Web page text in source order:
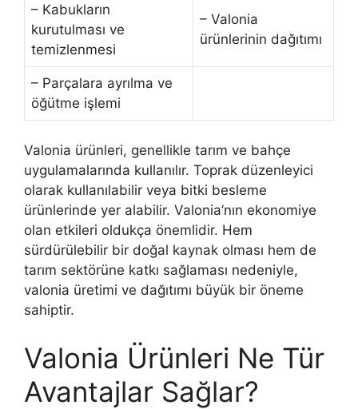
– Kabukların
kurutulması ve
temizlenmesi
– Valonia
ürünlerinin dağıtımı
– Parçalara ayrılma ve
öğütme işlemi
Valonia ürünleri, genellikle tarım ve bahçe
uygulamalarında kullanılır. Toprak düzenleyici
olarak kullanılabilir veya bitki besleme
ürünlerinde yer alabilir. Valonia’nın ekonomiye
olan etkileri oldukça önemlidir. Hem
sürdürülebilir bir doğal kaynak olması hem de
tarım sektörüne katkı sağlaması nedeniyle,
valonia üretimi ve dağıtımı büyük bir öneme
sahiptir.
Valonia Ürünleri Ne Tür
Avantajlar Sağlar?